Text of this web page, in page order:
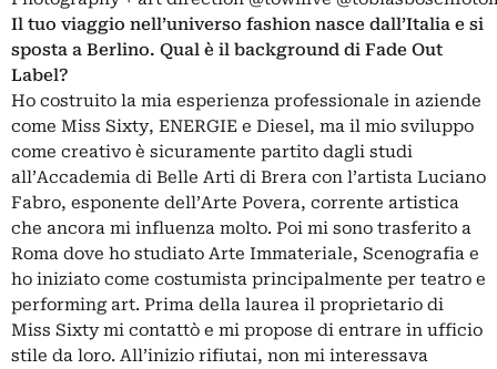
Il tuo viaggio nell’universo fashion nasce dall’Italia e si
sposta a Berlino. Qual è il background di Fade Out
Label?
Ho costruito la mia esperienza professionale in aziende
come Miss Sixty, ENERGIE e Diesel, ma il mio sviluppo
come creativo è sicuramente partito dagli studi
all’Accademia di Belle Arti di Brera con l’artista Luciano
Fabro, esponente dell’Arte Povera, corrente artistica
che ancora mi influenza molto. Poi mi sono trasferito a
Roma dove ho studiato Arte Immateriale, Scenografia e
ho iniziato come costumista principalmente per teatro e
performing art. Prima della laurea il proprietario di
Miss Sixty mi contattò e mi propose di entrare in ufficio
stile da loro. All’inizio rifiutai, non mi interessava